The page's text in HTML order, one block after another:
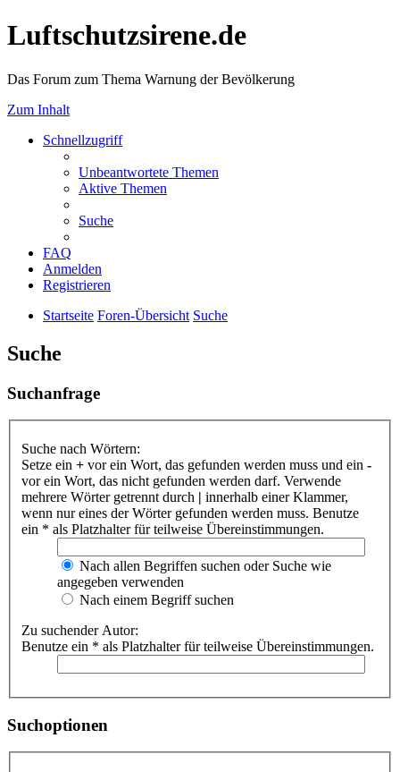
Luftschutzsirene.de
Das Forum zum Thema Warnung der Bevölkerung
Zum Inhalt
Schnellzugriff
Unbeantwortete Themen
Aktive Themen
Suche
FAQ
Anmelden
Registrieren
Startseite Foren-Übersicht Suche
Suche
Suchanfrage
Suche nach Wörtern:
Setze ein + vor ein Wort, das gefunden werden muss und ein -
vor ein Wort, das nicht gefunden werden darf. Verwende
mehrere Wörter getrennt durch | innerhalb einer Klammer,
wenn nur eines der Wörter gefunden werden muss. Benutze
ein * als Platzhalter für teilweise Übereinstimmungen.
Nach allen Begriffen suchen oder Suche wie
angegeben verwenden
Nach einem Begriff suchen
Zu suchender Autor:
Benutze ein * als Platzhalter für teilweise Übereinstimmungen.
Suchoptionen